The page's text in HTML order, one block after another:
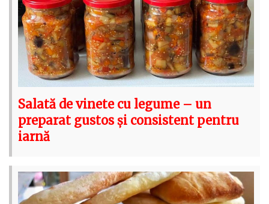
Salată de vinete cu legume – un
preparat gustos și consistent pentru
iarnă